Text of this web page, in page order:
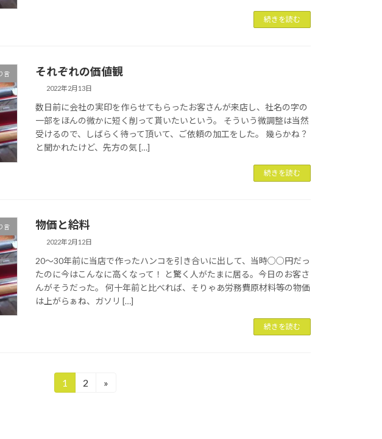
続きを読む
言 それぞれの価値観
2022年2月13日
数日前に会社の実印を作らせてもらったお客さんが来店し、社名の字の
一部をほんの微かに短く削って貰いたいという。 そういう微調整は当然
受けるので、しばらく待って頂いて、ご依頼の加工をした。 幾らかね？
と聞かれたけど、先方の気 […]
続きを読む
言 物価と給料
2022年2月12日
20～30年前に当店で作ったハンコを引き合いに出して、当時○○円だっ
たのに今はこんなに高くなって！ と驚く人がたまに居る。今日のお客さ
んがそうだった。 何十年前と比べれば、そりゃあ労務費原材料等の物価
は上がらぁね、ガソリ […]
続きを読む
固
1
固
2 »